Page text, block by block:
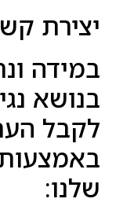
יצירת
במידה
בנושא
לקבל
באמצעות
שלנו: